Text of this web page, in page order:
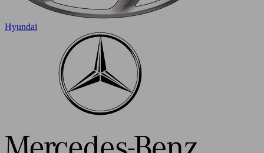
Hyundai